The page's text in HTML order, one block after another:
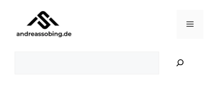
springen
Menü